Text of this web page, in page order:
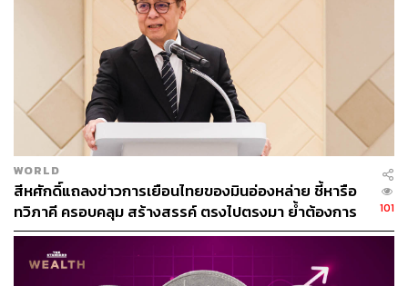
อาชญากรรมข้ามชาติ
ยาเสพติด
การค้าชายแดน
Thailand
Min Aung Hlaing
สแกมเมอร์
สีหศักดิ์ พวงเกตุแก้ว
ความมั่นคงชายแดน
Asean Myanmar
WORLD
สีหศักดิ์แถลงข่าวการเยือนไทยของมินอ่องหล่าย ชี้หารือ
ทวิภาคี ครอบคลุม สร้างสรรค์ ตรงไปตรงมา ย้ำต้องการ
ให้เมียนมากลับสู่อาเซียน
101